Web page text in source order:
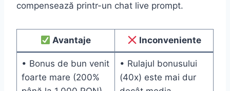
compensează printr-un chat live prompt.
Avantaje Inconveniente
• Bonus de bun venit
foarte mare (200%
• Rulajul bonusului
(40x) este mai dur